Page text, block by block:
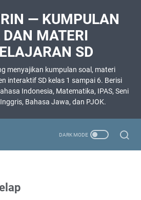
— KUMPULAN
DAN MATERI
SD
menyajikan kumpulan soal, materi
interaktif SD kelas 1 sampai 6. Berisi
Indonesia, Matematika, IPAS, Seni
Bahasa Jawa, dan PJOK.